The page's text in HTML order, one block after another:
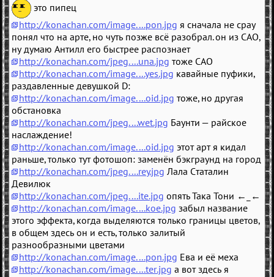
это пипец
http://konachan.com/image....pon.jpg я сначала не срау
понял что на арте, но чуть позже всё разобрал. он из САО,
ну думаю Антилл его быстрее распознает
http://konachan.com/jpeg....una.jpg тоже САО
http://konachan.com/image....yes.jpg кавайные пуфики,
раздавленные девушкой D:
http://konachan.com/image....oid.jpg тоже, но другая
обстановка
http://konachan.com/jpeg....wet.jpg Баунти — райское
наслаждение!
http://konachan.com/image....oid.jpg этот арт я кидал
раньше, только тут фотошоп: заменён бэкграунд на город
http://konachan.com/jpeg....rey.jpg Лала Статалин
Девилюк
http://konachan.com/jpeg....ite.jpg опять Така Тони ←_←
http://konachan.com/image....koe.jpg забыл название
этого эффекта, когда выделяются только границы цветов,
в общем здесь он и есть, только залитый
разнообразными цветами
http://konachan.com/image....pon.jpg Ева и её меха
http://konachan.com/image....ter.jpg а вот здесь я